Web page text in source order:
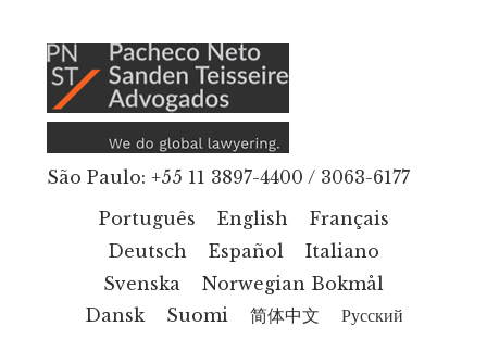
content
menu
São Paulo: +55 11 3897-4400 / 3063-6177
Português
English
Français
Deutsch
Español
Italiano
Svenska
Norwegian Bokmål
Dansk
Suomi 简体中文 Русский